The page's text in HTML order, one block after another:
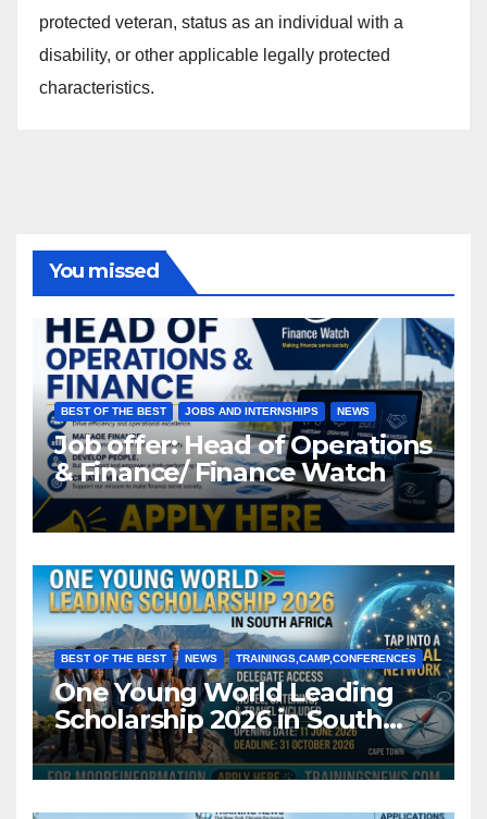
protected veteran, status as an individual with a
disability, or other applicable legally protected
characteristics.
You missed
BEST OF THE BEST JOBS AND INTERNSHIPS NEWS
Job offer: Head of Operations
& Finance/ Finance Watch
BEST OF THE BEST NEWS TRAININGS,CAMP,CONFERENCES
One Young World Leading
Scholarship 2026 in South
Africa (Fully Funded)